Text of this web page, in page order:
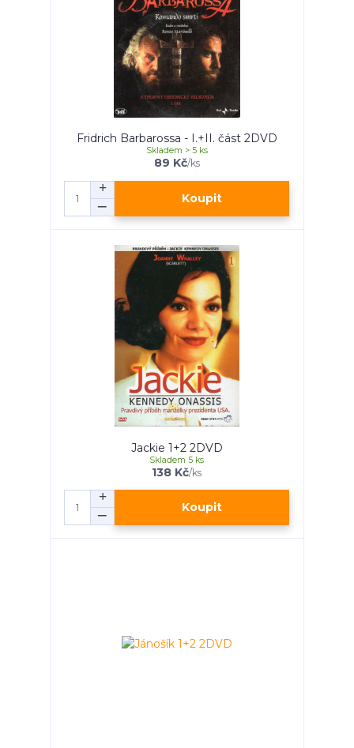
Fridrich Barbarossa - I.+II. část 2DVD
89 Kč/ks
Skladem > 5 ks
Koupit
Jackie 1+2 2DVD
138 Kč/ks
Skladem 5 ks
Koupit